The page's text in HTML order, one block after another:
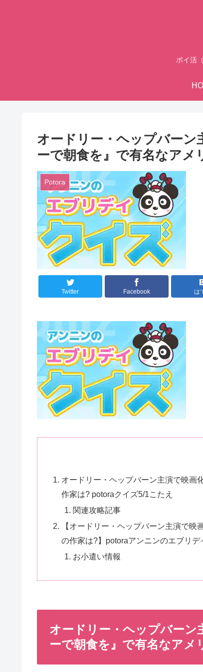
ポイ活
オードリー・ヘップバーン
ーで朝食を』で有名なアメ
Potora
Twitter Facebook は
オードリー・ヘップバーン主演で映画
作家は? potoraクイズ5/1こたえ
関連攻略記事
【オードリー・ヘップバーン主演で
の作家は?】potoraアンニンのエブリデ
お小遣い情報
オードリー・ヘップバーン
ーで朝食を』で有名なア